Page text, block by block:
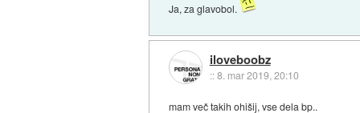
Ja, za glavobol.
iloveboobz
::8. mar 2019, 20:10
mam več takih ohišij, vse dela bp..